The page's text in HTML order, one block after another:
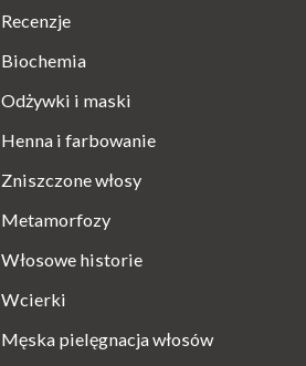
Recenzje
Biochemia
Odżywki i maski
Henna i farbowanie
Zniszczone włosy
Metamorfozy
Włosowe historie
Wcierki
Męska pielęgnacja włosów